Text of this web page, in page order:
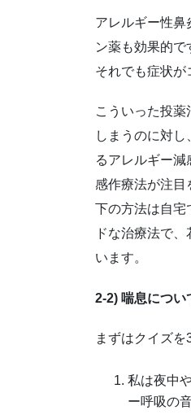
アレルギー性鼻
ン薬も効果的で
それでも症状が
こういった投
しまうのに対
るアレルギー
感作療法が注目
下の方法は自
ドな治療法で
います。
2-2) 喘息につい
まずはクイズを
私は夜中
ー呼吸の